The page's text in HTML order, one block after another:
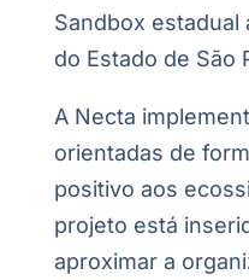
Sandbox estadual
do Estado de São
A Necta
orientadas de
positivo aos
projeto está
aproximar a